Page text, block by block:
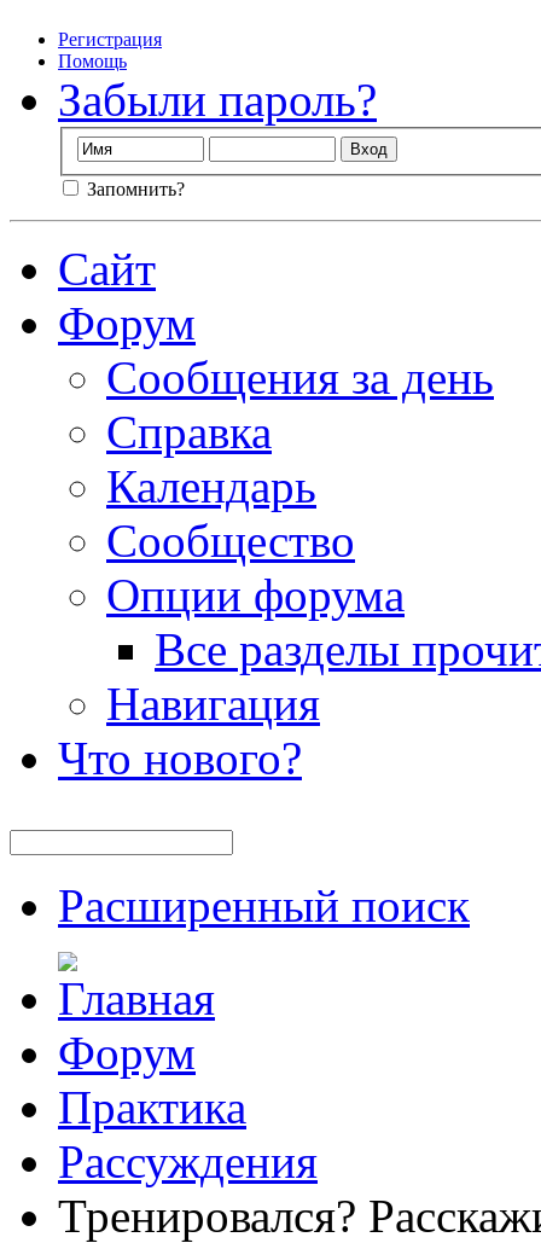
Регистрация
Помощь
Забыли пароль?
Запомнить?
Сайт
Форум
Сообщения за день
Справка
Календарь
Сообщество
Опции форума
Все разделы
Навигация
Что нового?
Расширенный поиск
Форум
Практика
Рассуждения
Тренировался?